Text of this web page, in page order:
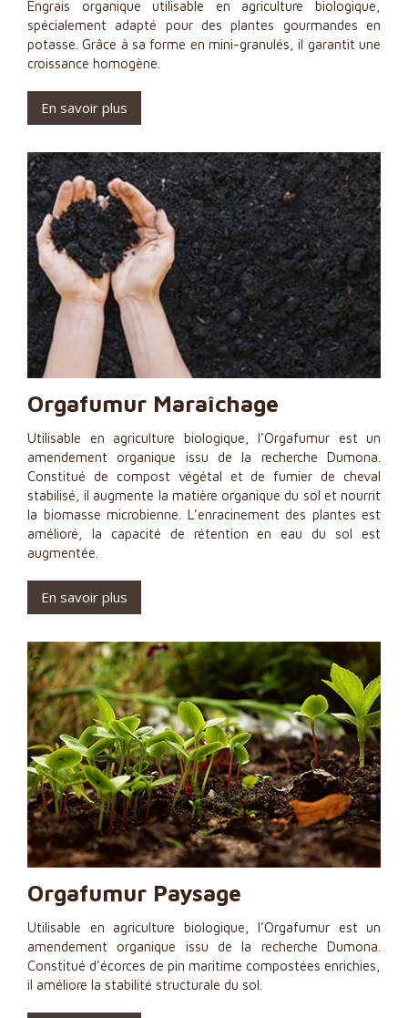
Engrais organique utilisable en agriculture biologique,
spécialement adapté pour des plantes gourmandes en
potasse. Grâce à sa forme en mini-granulés, il garantit une
croissance homogène.
En savoir plus
Orgafumur Maraîchage
Utilisable en agriculture biologique, l’Orgafumur est un
amendement organique issu de la recherche Dumona.
Constitué de compost végétal et de fumier de cheval
stabilisé, il augmente la matière organique du sol et nourrit
la biomasse microbienne. L’enracinement des plantes est
amélioré, la capacité de rétention en eau du sol est
augmentée.
En savoir plus
Orgafumur Paysage
Utilisable en agriculture biologique, l’Orgafumur est un
amendement organique issu de la recherche Dumona.
Constitué d’écorces de pin maritime compostées enrichies,
il améliore la stabilité structurale du sol.